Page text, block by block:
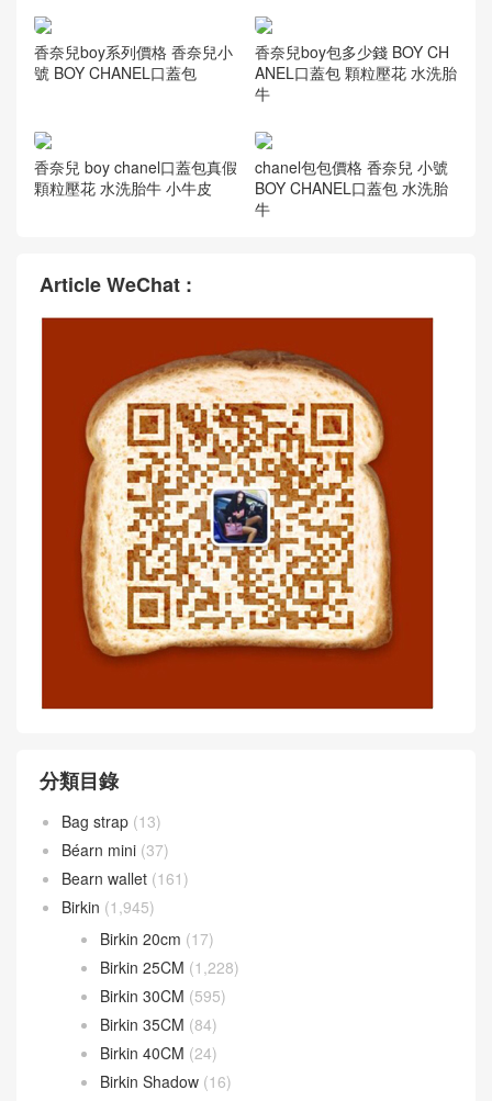
boy chanel口蓋包買多大 新加
香奈兒小號boy官網價格 香奈
兒boy包多少錢 BOY CHANEL
香奈兒boy系列價格 香奈兒小
香奈兒boy包多少錢 BOY CH
ANEL口蓋包 顆粒壓花 水洗胎
香奈兒 boy chanel口蓋包真假
chanel包包價格 香奈兒 小號
牛
Article WeChat :
分類目錄
Bag strap(13)
Béarn mini(37)
Bearn wallet(161)
Birkin (1,945)
Birkin 20cm(17)